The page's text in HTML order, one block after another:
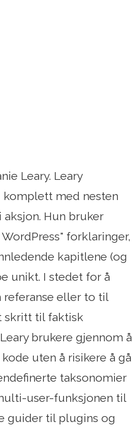
Leary. Leary
komplett med nesten
Hun bruker
forklaringer,
kapitlene (og
unikt. I stedet for å
referanse eller to til
skritt til faktisk
brukere gjennom å
uten å risikere å gå
taksonomier
user-funksjonen til
guider til plugins og